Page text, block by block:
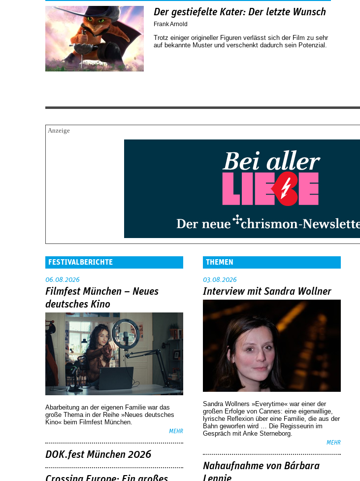
Der gestiefelte Kater: Der letzte Wunsch
Frank Arnold
Trotz einiger origineller Figuren verlässt sich der Film zu sehr
auf bekannte Muster und verschenkt dadurch sein Potenzial.
FESTIVALBERICHTE
06.08.2026
Filmfest München – Neues
deutsches Kino
Abarbeitung an der eigenen Familie war das
große Thema in der Reihe »Neues deutsches
Kino« beim Filmfest München.
MEHR
DOK.fest München 2026
THEMEN
03.08.2026
Interview mit Sandra Wollner
Sandra Wollners »Everytime« war einer der
großen Erfolge von Cannes: eine eigenwillige,
lyrische Reflexion über eine ­Familie, die aus der
Bahn geworfen wird … Die Regisseurin im
Gespräch mit Anke Sterneborg.
MEHR
Nahaufnahme von Bárbara
Lennie